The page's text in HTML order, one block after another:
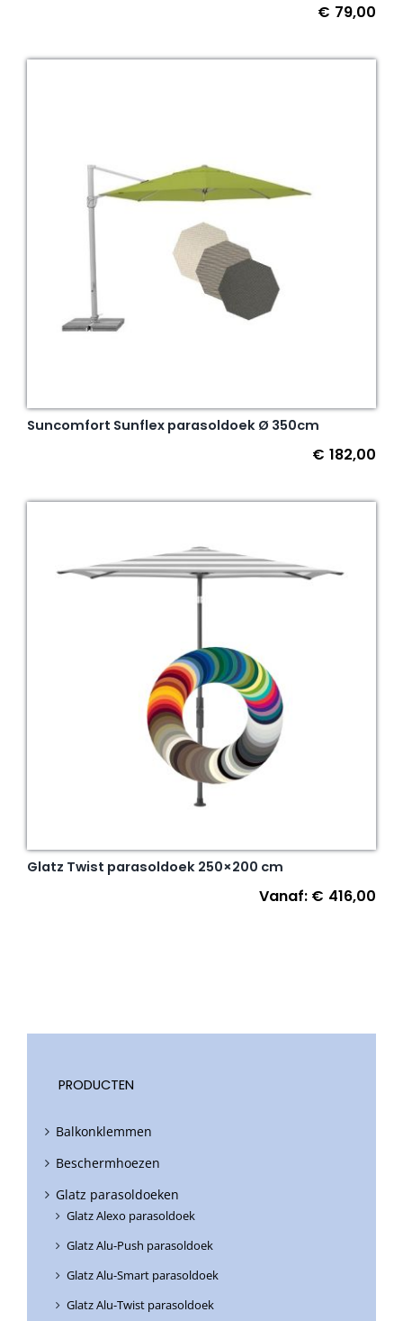
€ 79,00
Suncomfort Sunflex parasoldoek Ø 350cm
€ 182,00
Glatz Twist parasoldoek 250×200 cm
Vanaf: € 416,00
PRODUCTEN
Balkonklemmen
Beschermhoezen
Glatz parasoldoeken
Glatz Alexo parasoldoek
Glatz Alu-Push parasoldoek
Glatz Alu-Smart parasoldoek
Glatz Alu-Twist parasoldoek